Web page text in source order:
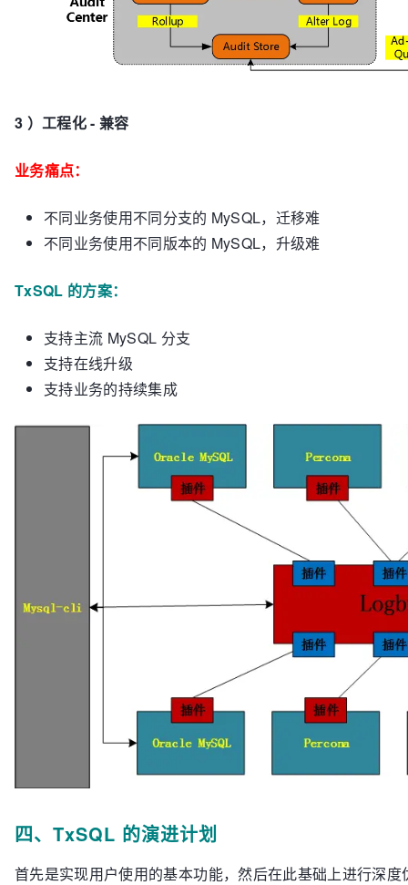
3 ）工程化 - 兼容
业务痛点：
不同业务使用不同分支的 MySQL，迁移难
不同业务使用不同版本的 MySQL，升级难
TxSQL 的方案：
支持主流 MySQL 分支
支持在线升级
支持业务的持续集成
四、TxSQL 的演进计划
首先是实现用户使用的基本功能，然后在此基础上进行深